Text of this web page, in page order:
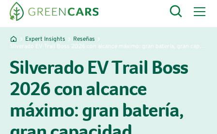
Expert Insights
Reseñas
Silverado EV Trail Boss 2026 con alcance máximo: gran batería, gran capacidad
Silverado EV Trail Boss
2026 con alcance
máximo: gran batería,